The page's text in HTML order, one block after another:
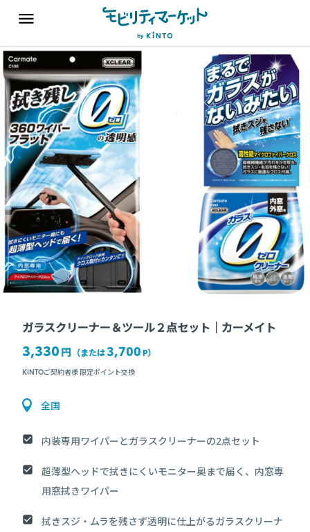
ガラスクリーナー＆ツール２点セット｜カーメイト
3,330 円 （または3,700 P）
KINTOご契約者様 限定ポイント交換
全国
内装専用ワイパーとガラスクリーナーの2点セット
超薄型ヘッドで拭きにくいモニター奥まで届く、内窓専
用窓拭きワイパー
拭きスジ・ムラを残さず透明に仕上がるガラスクリーナ